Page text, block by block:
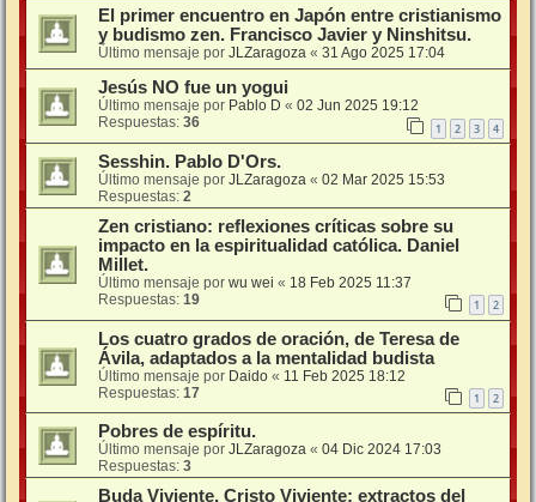
El primer encuentro en Japón entre cristianismo
y budismo zen. Francisco Javier y Ninshitsu.
Último mensaje por JLZaragoza « 31 Ago 2025 17:04
Jesús NO fue un yogui
Último mensaje por Pablo D « 02 Jun 2025 19:12
Respuestas: 36 1 2 3 4
Sesshin. Pablo D'Ors.
Último mensaje por JLZaragoza « 02 Mar 2025 15:53
Respuestas: 2
Zen cristiano: reflexiones críticas sobre su
impacto en la espiritualidad católica. Daniel
Millet.
Último mensaje por wu wei « 18 Feb 2025 11:37
Respuestas: 19 1 2
Los cuatro grados de oración, de Teresa de
Ávila, adaptados a la mentalidad budista
Último mensaje por Daido « 11 Feb 2025 18:12
Respuestas: 17 1 2
Pobres de espíritu.
Último mensaje por JLZaragoza « 04 Dic 2024 17:03
Respuestas: 3
Buda Viviente, Cristo Viviente: extractos del